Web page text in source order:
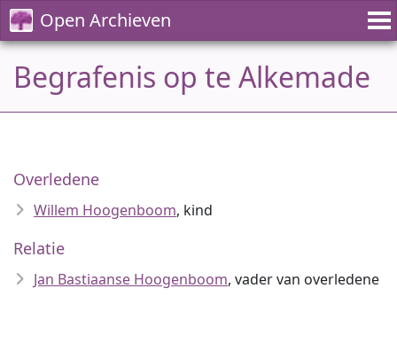
Open Archieven
Begrafenis op te Alkemade
Overledene
Willem Hoogenboom, kind
Relatie
Jan Bastiaanse Hoogenboom, vader van overledene